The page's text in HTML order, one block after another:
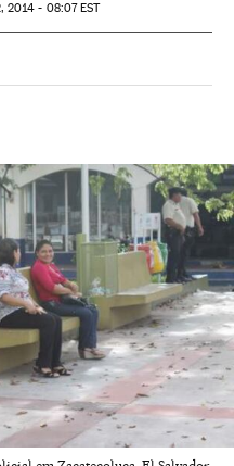
2014 - 08:07EST
Sociales